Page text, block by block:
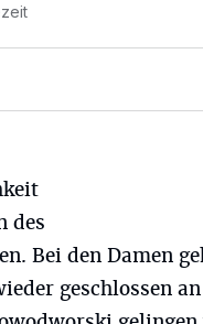
des
Bei den Damen
geschlossen